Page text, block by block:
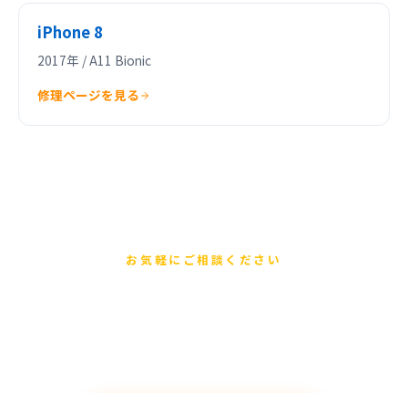
iPhone 8
2017年 / A11 Bionic
修理ページを見る
お気軽にご相談ください